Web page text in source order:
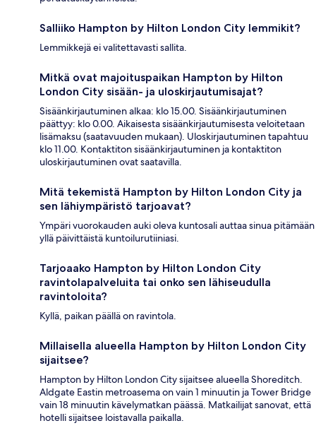
Salliiko Hampton by Hilton London City lemmikit?
Lemmikkejä ei valitettavasti sallita.
Mitkä ovat majoituspaikan Hampton by Hilton
London City sisään- ja uloskirjautumisajat?
Sisäänkirjautuminen alkaa: klo 15.00. Sisäänkirjautuminen
päättyy: klo 0.00. Aikaisesta sisäänkirjautumisesta veloitetaan
lisämaksu (saatavuuden mukaan). Uloskirjautuminen tapahtuu
klo 11.00. Kontaktiton sisäänkirjautuminen ja kontaktiton
uloskirjautuminen ovat saatavilla.
Mitä tekemistä Hampton by Hilton London City ja
sen lähiympäristö tarjoavat?
Ympäri vuorokauden auki oleva kuntosali auttaa sinua pitämään
yllä päivittäistä kuntoilurutiiniasi.
Tarjoaako Hampton by Hilton London City
ravintolapalveluita tai onko sen lähiseudulla
ravintoloita?
Kyllä, paikan päällä on ravintola.
Millaisella alueella Hampton by Hilton London City
sijaitsee?
Hampton by Hilton London City sijaitsee alueella Shoreditch.
Aldgate Eastin metroasema on vain 1 minuutin ja Tower Bridge
vain 18 minuutin kävelymatkan päässä. Matkailijat sanovat, että
hotelli sijaitsee loistavalla paikalla.